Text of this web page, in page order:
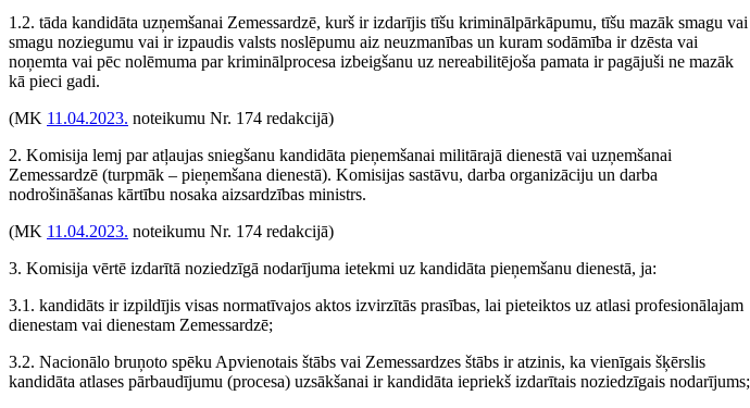
1.2. tāda kandidāta uzņemšanai Zemessardzē, kurš ir izdarījis tīšu kriminālpārkāpumu, tīšu mazāk smagu vai
smagu noziegumu vai ir izpaudis valsts noslēpumu aiz neuzmanības un kuram sodāmība ir dzēsta vai
noņemta vai pēc nolēmuma par kriminālprocesa izbeigšanu uz nereabilitējoša pamata ir pagājuši ne mazāk
kā pieci gadi.
(MK 11.04.2023. noteikumu Nr. 174 redakcijā)
2. Komisija lemj par atļaujas sniegšanu kandidāta pieņemšanai militārajā dienestā vai uzņemšanai
Zemessardzē (turpmāk – pieņemšana dienestā). Komisijas sastāvu, darba organizāciju un darba
nodrošināšanas kārtību nosaka aizsardzības ministrs.
(MK 11.04.2023. noteikumu Nr. 174 redakcijā)
3. Komisija vērtē izdarītā noziedzīgā nodarījuma ietekmi uz kandidāta pieņemšanu dienestā, ja:
3.1. kandidāts ir izpildījis visas normatīvajos aktos izvirzītās prasības, lai pieteiktos uz atlasi profesionālajam
dienestam vai dienestam Zemessardzē;
3.2. Nacionālo bruņoto spēku Apvienotais štābs vai Zemessardzes štābs ir atzinis, ka vienīgais šķērslis
kandidāta atlases pārbaudījumu (procesa) uzsākšanai ir kandidāta iepriekš izdarītais noziedzīgais nodarījums;